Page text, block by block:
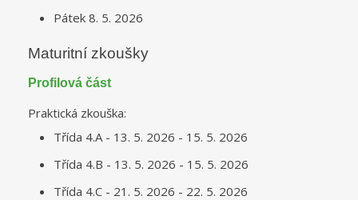
Pátek 8. 5. 2026
Maturitní zkoušky
Profilová část
Praktická zkouška:
Třída 4.A - 13. 5. 2026 - 15. 5. 2026
Třída 4.B - 13. 5. 2026 - 15. 5. 2026
Třída 4.C - 21. 5. 2026 - 22. 5. 2026